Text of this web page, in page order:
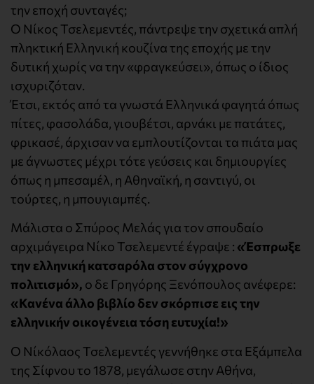
την εποχή συνταγές;
Ο Νίκος Τσελεμεντές, πάντρεψε την σχετικά απλή
πληκτική Ελληνική κουζίνα της εποχής με την
δυτική χωρίς να την «φραγκεύσει», όπως ο ίδιος
ισχυριζόταν.
Έτσι, εκτός από τα γνωστά Ελληνικά φαγητά όπως
πίτες, φασολάδα, γιουβέτσι, αρνάκι με πατάτες,
φρικασέ, άρχισαν να εμπλουτίζονται τα πιάτα μας
με άγνωστες μέχρι τότε γεύσεις και δημιουργίες
όπως η μπεσαμέλ, η Αθηναϊκή, η σαντιγύ, οι
τούρτες, η μπουγιαμπές.
Μάλιστα ο Σπύρος Μελάς για τον σπουδαίο
αρχιμάγειρα Νίκο Τσελεμεντέ έγραψε : «Έσπρωξε
την ελληνική κατσαρόλα στον σύγχρονο
πολιτισμό», ο δε Γρηγόρης Ξενόπουλος ανέφερε:
«Κανένα άλλο βιβλίο δεν σκόρπισε εις την
ελληνικήν οικογένεια τόση ευτυχία!»
Ο Νίκόλαος Τσελεμεντές γεννήθηκε στα Εξάμπελα
της Σίφνου το 1878, μεγάλωσε στην Αθήνα,